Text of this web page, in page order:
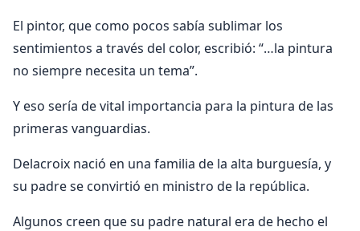
El pintor, que como pocos sabía sublimar los
sentimientos a través del color, escribió: “…la pintura
no siempre necesita un tema”.
Y eso sería de vital importancia para la pintura de las
primeras vanguardias.
Delacroix nació en una familia de la alta burguesía, y
su padre se convirtió en ministro de la república.
Algunos creen que su padre natural era de hecho el